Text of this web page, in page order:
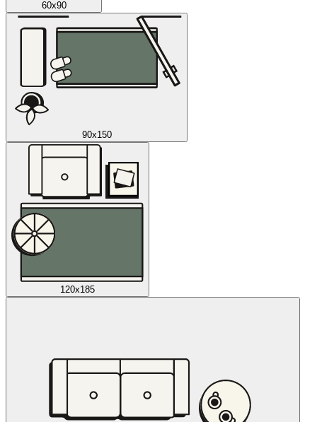
60x90
90x150
120x185